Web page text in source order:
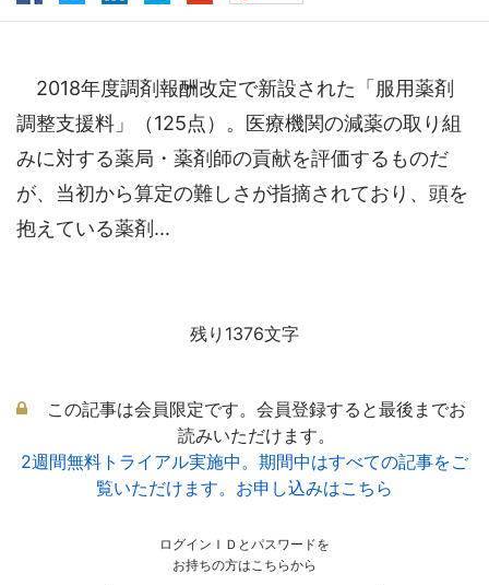
2018年度調剤報酬改定で新設された「服用薬剤
調整支援料」（125点）。医療機関の減薬の取り組
みに対する薬局・薬剤師の貢献を評価するものだ
が、当初から算定の難しさが指摘されており、頭を
抱えている薬剤...
残り1376文字
この記事は会員限定です。会員登録すると最後までお
読みいただけます。
2週間無料トライアル実施中。期間中はすべての記事をご
覧いただけます。お申し込みはこちら
ログインＩＤとパスワードを
お持ちの方はこちらから